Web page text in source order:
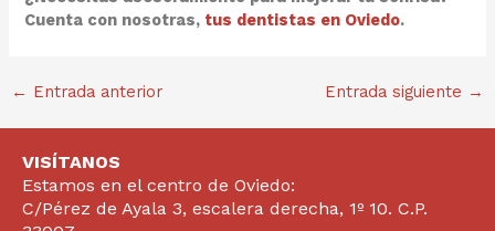
Cuenta con nosotras, tus dentistas en Oviedo.
← Entrada anterior Entrada siguiente →
VISÍTANOS
Estamos en el centro de Oviedo:
C/Pérez de Ayala 3, escalera derecha, 1º 10. C.P.